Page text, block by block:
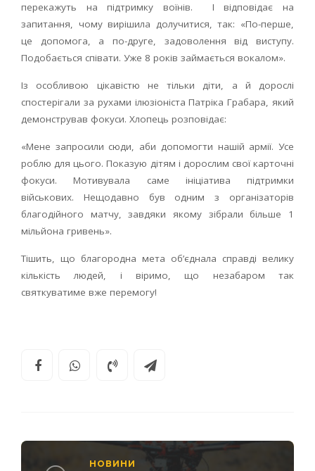
перекажуть на підтримку воїнів. І відповідає на
запитання, чому вирішила долучитися, так: «По-перше,
це допомога, а по-друге, задоволення від виступу.
Подобається співати. Уже 8 років займається вокалом».
Із особливою цікавістю не тільки діти, а й дорослі
спостерігали за рухами ілюзіоніста Патріка Грабара, який
демонстрував фокуси. Хлопець розповідає:
«Мене запросили сюди, аби допомогти нашій армії. Усе
роблю для цього. Показую дітям і дорослим свої карточні
фокуси. Мотивувала саме ініціатива підтримки
військових. Нещодавно був одним з організаторів
благодійного матчу, завдяки якому зібрали більше 1
мільйона гривень».
Тішить, що благородна мета об’єднала справді велику
кількість людей, і віримо, що незабаром так
святкуватиме вже перемогу!
НОВИНИ